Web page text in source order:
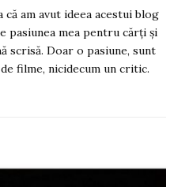
că am avut ideea acestui blog
pasiunea mea pentru cărți și
scrisă. Doar o pasiune, sunt
filme, nicidecum un critic.